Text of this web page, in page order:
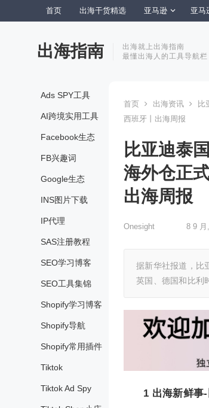
首页 出海干货精选 亚马逊 亚马
出海指南
出海就上出海指南
最懂出海人的工具导航栏
Ads SPY工具
AI跨境实用工具
Facebook生态
FB兴趣词
Google生态
INS图片下载
IP代理
SAS注册教程
SEO学习博客
SEO工具集锦
Shopify学习博客
Shopify导航
Shopify常用插件
Tiktok
Tiktok Ad Spy
首页 出海资讯
比
西班牙丨出海周报
比亚迪泰
海外仓正
出海周报
Onesight 8 9 月
据新华社报道，比
英国、德国和比利
1 出海新鲜事